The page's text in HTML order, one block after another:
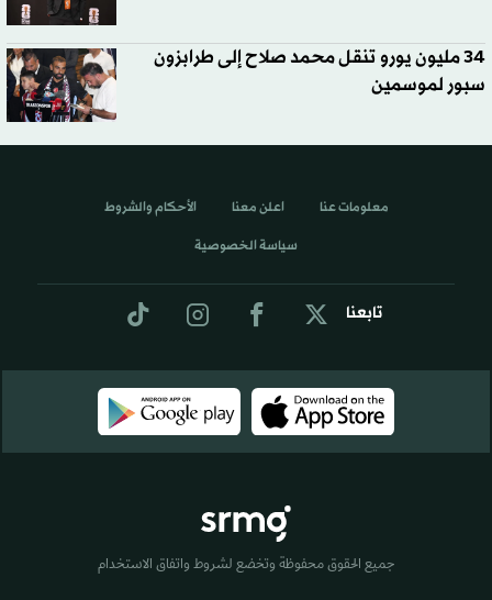
34 مليون يورو تنقل محمد صلاح إلى طرابزون
سبور لموسمين
تابعنا
معلومات عنا اعلن معنا الأحكام والشروط
سياسة الخصوصية
جميع الحقوق محفوظة وتخضع لشروط واتفاق الاستخدام